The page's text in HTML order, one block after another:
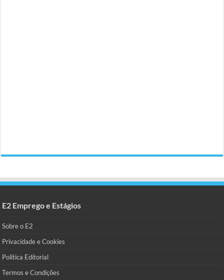
E2 Emprego e Estágios
Sobre o E2
Privacidade e Cookies
Política Editorial
Termos e Condições